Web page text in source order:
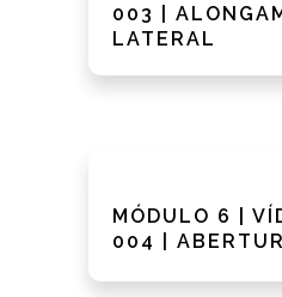
003 |
LATERAL
MÓDULO 6 |
004 |